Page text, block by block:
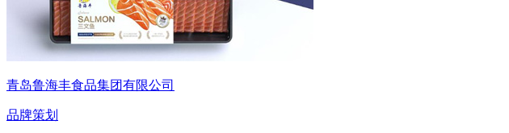
青岛鲁海丰食品集团有限公司
品牌策划